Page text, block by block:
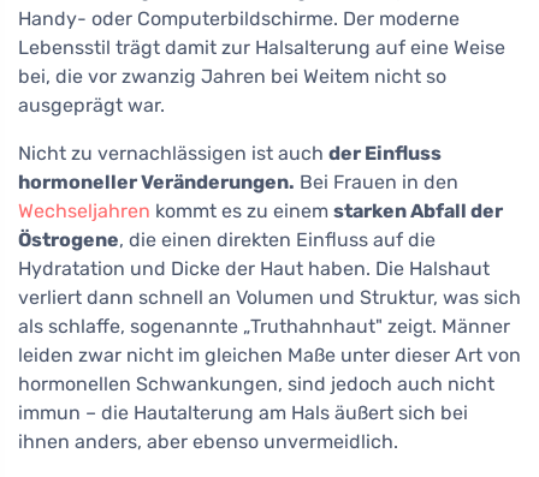
Handy- oder Computerbildschirme. Der moderne
Lebensstil trägt damit zur Halsalterung auf eine Weise
bei, die vor zwanzig Jahren bei Weitem nicht so
ausgeprägt war.
Nicht zu vernachlässigen ist auch der Einfluss
hormoneller Veränderungen. Bei Frauen in den
Wechseljahren kommt es zu einem starken Abfall der
Östrogene, die einen direkten Einfluss auf die
Hydratation und Dicke der Haut haben. Die Halshaut
verliert dann schnell an Volumen und Struktur, was sich
als schlaffe, sogenannte „Truthahnhaut" zeigt. Männer
leiden zwar nicht im gleichen Maße unter dieser Art von
hormonellen Schwankungen, sind jedoch auch nicht
immun – die Hautalterung am Hals äußert sich bei
ihnen anders, aber ebenso unvermeidlich.